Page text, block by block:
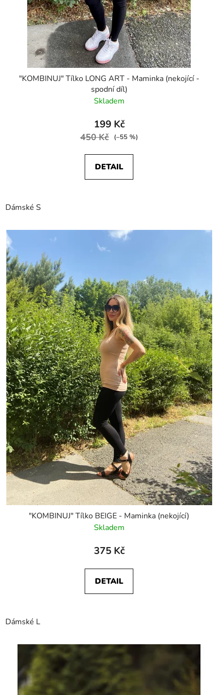
"KOMBINUJ" Tílko LONG ART - Maminka (nekojící -
spodní díl)
Skladem
199 Kč
450 Kč (–55 %)
DETAIL
Dámské S
"KOMBINUJ" Tílko BEIGE - Maminka (nekojící)
Skladem
375 Kč
DETAIL
Dámské L